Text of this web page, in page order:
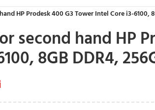
HP Prodesk 400 G3 Tower Intel Core i3-6100,
second hand HP
8GB DDR4,